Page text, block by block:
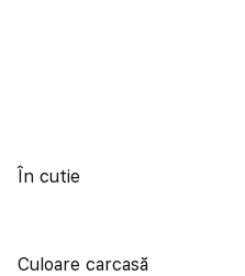
În cutie
Culoare carcasă